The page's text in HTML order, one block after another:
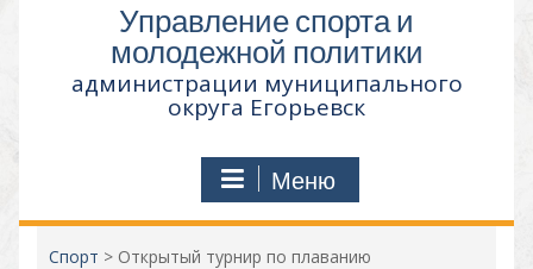
Управление спорта и
молодежной политики
администрации муниципального
округа Егорьевск
Меню
Спорт > Открытый турнир по плаванию